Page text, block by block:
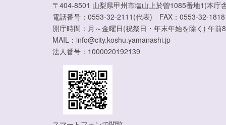
〒404-8501 山梨県甲州市塩山上於曽1085番地1(本庁
電話番号：0553-32-2111(代表) FAX：0553-32-1818
開庁時間：月～金曜日(祝祭日・年末年始を除く) 午前
MAIL：info@city.koshu.yamanashi.jp
法人番号：1000020192139